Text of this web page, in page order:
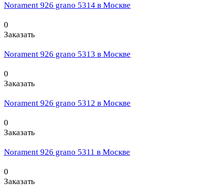
Norament 926 grano 5314 в Москве
0
Заказать
Norament 926 grano 5313 в Москве
0
Заказать
Norament 926 grano 5312 в Москве
0
Заказать
Norament 926 grano 5311 в Москве
0
Заказать